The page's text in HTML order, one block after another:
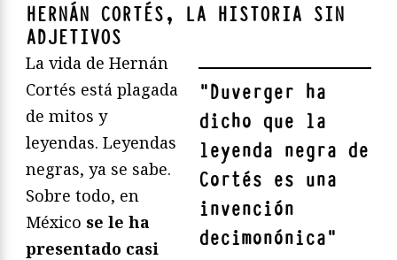
HERNÁN CORTÉS, LA HISTORIA SIN
ADJETIVOS
"Duverger ha
dicho que la
leyenda negra de
Cortés es una
invención
decimonónica"
La vida de Hernán
Cortés está plagada
de mitos y
leyendas. Leyendas
negras, ya se sabe.
Sobre todo, en
México se le ha
presentado casi